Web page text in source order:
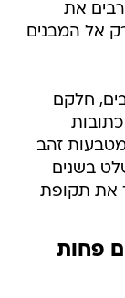
את
אל המבנים
חלקם
כתובות
מטבעות זהב
בשנים
את תקופת
פחות